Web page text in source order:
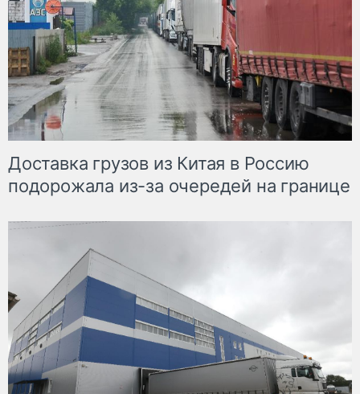
Доставка грузов из Китая в Россию
подорожала из-за очередей на границе